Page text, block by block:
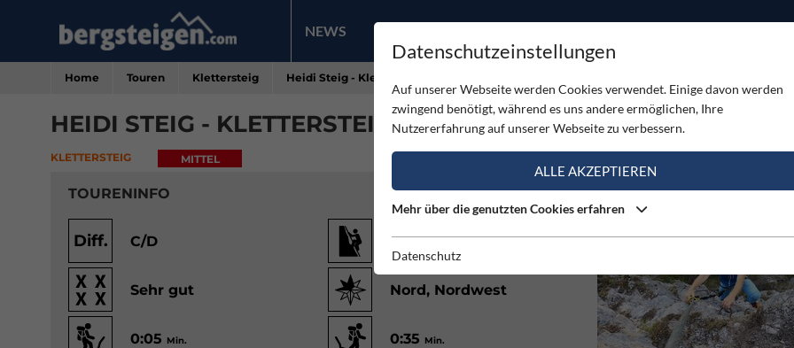
NEWS PRODUKTE
Home Touren Klettersteig Heidi Steig - Klettersteig
HEIDI STEIG - KLETTERSTEIG
KLETTERSTEIG MITTEL
TOURENINFO
Diff. C/D 150Hm/ 260Hm
0:45 Min. / 1:25
Sehr gut Nord, Nordwest
0:05 Min. 0:35 Min.
Datenschutzeinstellungen
Auf unserer Webseite werden Cookies verwendet. Einige davon werden
zwingend benötigt, während es uns andere ermöglichen, Ihre
Nutzererfahrung auf unserer Webseite zu verbessern.
ALLE AKZEPTIEREN
Mehr über die genutzten Cookies erfahren
Datenschutz